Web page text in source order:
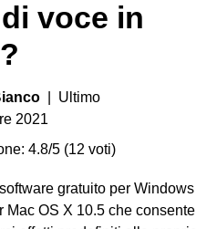
voce in
| Ultimo
2021
4.8/5 (12 voti)
gratuito per Windows
Mac OS X 10.5 che consente